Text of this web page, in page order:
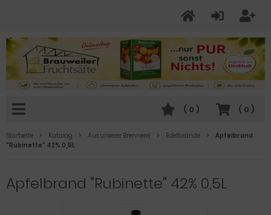
( 0 )
( 0 )
Startseite Katalog Aus unserer Brennerei Edelbrände
Apfelbrand
"Rubinette" 42% 0,5L
Apfelbrand "Rubinette" 42% 0,5L